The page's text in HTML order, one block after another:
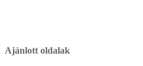
Ajánlott oldalak